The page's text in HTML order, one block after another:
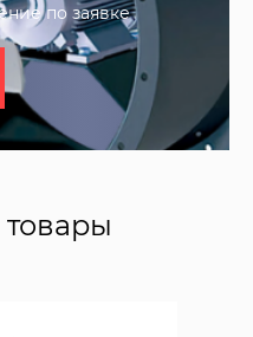
по заявке